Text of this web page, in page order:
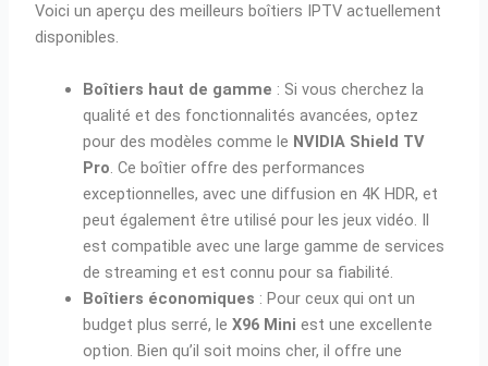
Voici un aperçu des meilleurs boîtiers IPTV actuellement
disponibles.
Boîtiers haut de gamme : Si vous cherchez la
qualité et des fonctionnalités avancées, optez
pour des modèles comme le NVIDIA Shield TV
Pro . Ce boîtier offre des performances
exceptionnelles, avec une diffusion en 4K HDR, et
peut également être utilisé pour les jeux vidéo. Il
est compatible avec une large gamme de services
de streaming et est connu pour sa fiabilité.
Boîtiers économiques : Pour ceux qui ont un
budget plus serré, leX96 Mini est une excellente
option. Bien qu’il soit moins cher, il offre une